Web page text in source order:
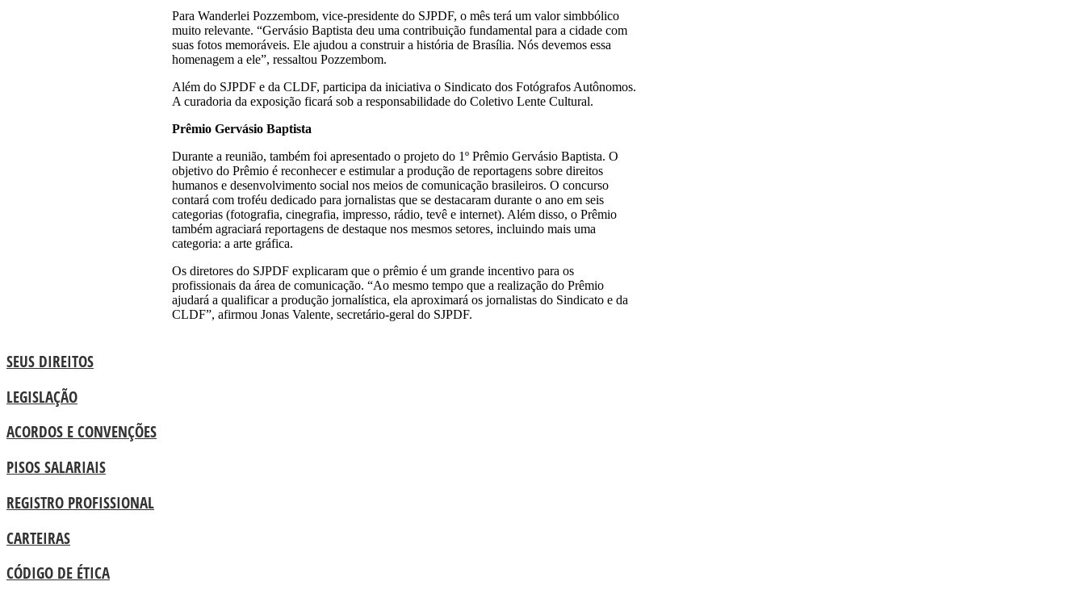
Para Wanderlei Pozzembom, vice-presidente do SJPDF, o mês terá um valor simbbólico
muito relevante. “Gervásio Baptista deu uma contribuição fundamental para a cidade com
suas fotos memoráveis. Ele ajudou a construir a história de Brasília. Nós devemos essa
homenagem a ele”, ressaltou Pozzembom.
Além do SJPDF e da CLDF, participa da iniciativa o Sindicato dos Fotógrafos Autônomos.
A curadoria da exposição ficará sob a responsabilidade do Coletivo Lente Cultural.
Prêmio Gervásio Baptista
Durante a reunião, também foi apresentado o projeto do 1º Prêmio Gervásio Baptista. O
objetivo do Prêmio é reconhecer e estimular a produção de reportagens sobre direitos
humanos e desenvolvimento social nos meios de comunicação brasileiros. O concurso
contará com troféu dedicado para jornalistas que se destacaram durante o ano em seis
categorias (fotografia, cinegrafia, impresso, rádio, tevê e internet). Além disso, o Prêmio
também agraciará reportagens de destaque nos mesmos setores, incluindo mais uma
categoria: a arte gráfica.
Os diretores do SJPDF explicaram que o prêmio é um grande incentivo para os
profissionais da área de comunicação. “Ao mesmo tempo que a realização do Prêmio
ajudará a qualificar a produção jornalística, ela aproximará os jornalistas do Sindicato e da
CLDF”, afirmou Jonas Valente, secretário-geral do SJPDF.
SEUS DIREITOS
LEGISLAÇÃO
ACORDOS E CONVENÇÕES
PISOS SALARIAIS
REGISTRO PROFISSIONAL
CARTEIRAS
CÓDIGO DE ÉTICA